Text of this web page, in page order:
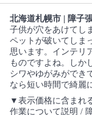
北海道札幌市 | 障子
子供が穴をあけてし
ペットが破いてしま
思います。インテリ
ものですよね。しか
シワやゆがみができ
なら短い時間で綺麗
▼表示価格に含まれ
作業について説明 /